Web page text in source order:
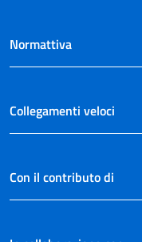
Normattiva
Collegamenti veloci
Con il contributo di